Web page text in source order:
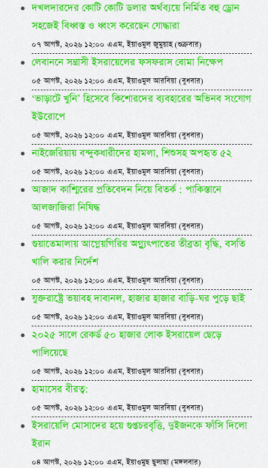
দখলদারদের কোটি কোটি ডলার অর্থব্যয়ে নির্মিত বহু ড্রোন
সহজেই বিধ্বস্ত ও ধ্বংস করেছেন যোদ্ধারা
০৭ আগস্ট, ২০২৬ ১২:০০ এএম, ইয়াওমুল জুমুয়াহ (শুক্রবার)
লেবাননে সন্ত্রাসী ইসরায়েলের ফসফরাস বোমা নিক্ষেপ
০৫ আগস্ট, ২০২৬ ১২:০০ এএম, ইয়াওমুল আরবিয়া (বুধবার)
‘ভাড়াটে খুনি’ হিসেবে কিশোরদের ব্যবহারের অভিনব সংযোগ
ইউরোপে
০৫ আগস্ট, ২০২৬ ১২:০০ এএম, ইয়াওমুল আরবিয়া (বুধবার)
নাইজেরিয়ায় বন্দুকধারীদের হামলা, শিশুসহ অপহৃত ৫২
০৫ আগস্ট, ২০২৬ ১২:০০ এএম, ইয়াওমুল আরবিয়া (বুধবার)
আজাদ কাশ্মিরের প্রতিবেদন নিয়ে বিতর্ক : পাকিস্তানে
আলজাজিরা নিষিদ্ধ
০৫ আগস্ট, ২০২৬ ১২:০০ এএম, ইয়াওমুল আরবিয়া (বুধবার)
গুয়াতেমালায় আগ্নেয়গিরির অগ্ন্যুৎপাতের তীব্রতা বৃদ্ধি, বসতি
খালি করার নির্দেশ
০৫ আগস্ট, ২০২৬ ১২:০০ এএম, ইয়াওমুল আরবিয়া (বুধবার)
যুক্তরাষ্ট্রে ভয়াবহ দাবানল, হাজার হাজার বাড়ি-ঘর পুড়ে ছাই
০৫ আগস্ট, ২০২৬ ১২:০০ এএম, ইয়াওমুল আরবিয়া (বুধবার)
২০২৫ সালে রেকর্ড ৫০ হাজার লোক ইসরায়েল ছেড়ে
পালিয়েছে
০৫ আগস্ট, ২০২৬ ১২:০০ এএম, ইয়াওমুল আরবিয়া (বুধবার)
হামাসের বীরত্ব:
০৫ আগস্ট, ২০২৬ ১২:০০ এএম, ইয়াওমুল আরবিয়া (বুধবার)
ইসরায়েলি মোসাদের হয়ে গুপ্তচরবৃত্তি, দুইজনকে ফাঁসি দিলো
ইরান
০৪ আগস্ট, ২০২৬ ১২:০০ এএম, ইয়াওমুছ ছুলাছা (মঙ্গলবার)